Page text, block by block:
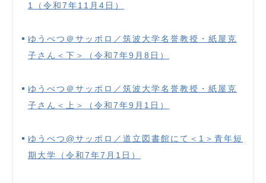
1（令和7年11月4日）
ゆうべつ＠サッポロ／筑波大学名誉教授・紙屋克
子さん＜下＞（令和7年9月8日）
ゆうべつ＠サッポロ／筑波大学名誉教授・紙屋克
子さん＜上＞（令和7年9月1日）
ゆうべつ@サッポロ／道立図書館にて＜1＞青年短
期大学（令和7年7月1日）